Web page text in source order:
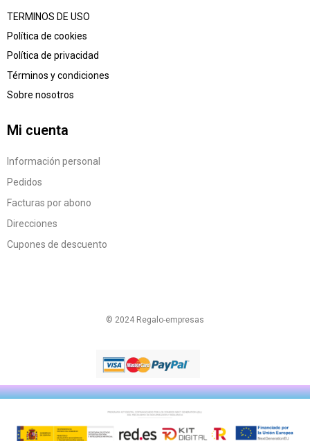
TERMINOS DE USO
Política de cookies
Política de privacidad
Términos y condiciones
Sobre nosotros
Mi cuenta
Información personal
Pedidos
Facturas por abono
Direcciones
Cupones de descuento
© 2024 Regalo-empresas